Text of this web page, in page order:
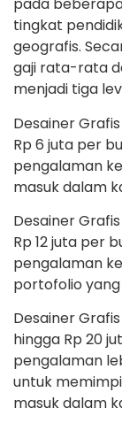
pada
tingkat
geografis.
gaji rata-rata
menjadi tiga
Desainer
Rp 6 juta per
pengalaman
masuk dalam
Desainer
Rp 12 juta per
pengalaman
portofolio
Desainer
hingga Rp 20
pengalaman
untuk
masuk dalam